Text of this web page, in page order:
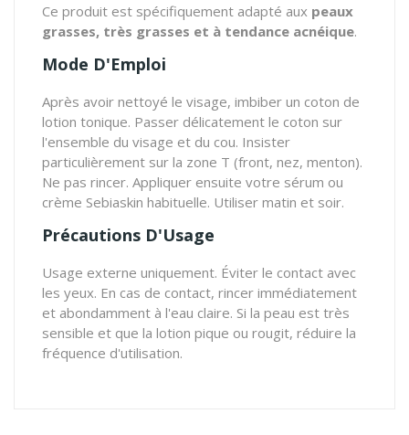
Ce produit est spécifiquement adapté aux peaux
grasses, très grasses et à tendance acnéique.
Mode D'Emploi
Après avoir nettoyé le visage, imbiber un coton de
lotion tonique. Passer délicatement le coton sur
l'ensemble du visage et du cou. Insister
particulièrement sur la zone T (front, nez, menton).
Ne pas rincer. Appliquer ensuite votre sérum ou
crème Sebiaskin habituelle. Utiliser matin et soir.
Précautions D'Usage
Usage externe uniquement. Éviter le contact avec
les yeux. En cas de contact, rincer immédiatement
et abondamment à l'eau claire. Si la peau est très
sensible et que la lotion pique ou rougit, réduire la
fréquence d'utilisation.